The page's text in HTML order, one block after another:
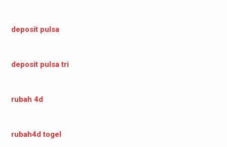
deposit pulsa
deposit pulsa tri
rubah 4d
rubah4d togel